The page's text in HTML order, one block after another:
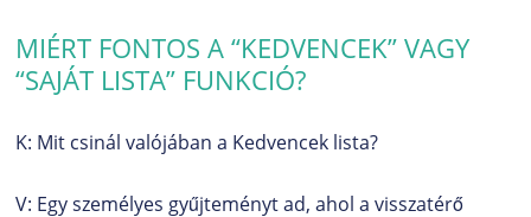
MIÉRT FONTOS A “KEDVENCEK” VAGY
“SAJÁT LISTA” FUNKCIÓ?
K: Mit csinál valójában a Kedvencek lista?
V: Egy személyes gyűjteményt ad, ahol a visszatérő